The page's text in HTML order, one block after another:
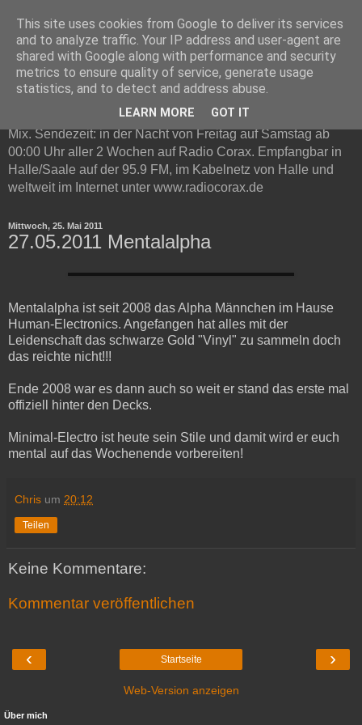
Technottic auf Radio Corax
Technottic ist eine Radioshow auf Radio Corax. Im
Mittelpunkt steht elektronische Musik. Neben Infos und
Neuvorstellungen gibt es in jeder Live-Sendung ein Gast DJ
Mix. Sendezeit: in der Nacht von Freitag auf Samstag ab
00:00 Uhr aller 2 Wochen auf Radio Corax. Empfangbar in
Halle/Saale auf der 95.9 FM, im Kabelnetz von Halle und
weltweit im Internet unter www.radiocorax.de
Mittwoch, 25. Mai 2011
27.05.2011 Mentalalpha
Mentalalpha ist seit 2008 das Alpha Männchen im Hause
Human-Electronics. Angefangen hat alles mit der
Leidenschaft das schwarze Gold "Vinyl" zu sammeln doch
das reichte nicht!!!
Ende 2008 war es dann auch so weit er stand das erste mal
offiziell hinter den Decks.
Minimal-Electro ist heute sein Stile und damit wird er euch
mental auf das Wochenende vorbereiten!
Chris um 20:12
Teilen
Keine Kommentare:
Kommentar veröffentlichen
‹ ›
Startseite
Web-Version anzeigen
Über mich
This site uses cookies from Google to deliver its services
and to analyze traffic. Your IP address and user-agent are
shared with Google along with performance and security
metrics to ensure quality of service, generate usage
statistics, and to detect and address abuse.
LEARN MORE GOT IT